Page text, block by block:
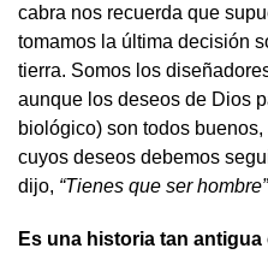
cabra nos recuerda que
tomamos la última decisión
tierra. Somos los
aunque los deseos de Dios
biológico) son todos
cuyos deseos debemos
dijo, “Tienes que ser hombre”
Es una historia tan